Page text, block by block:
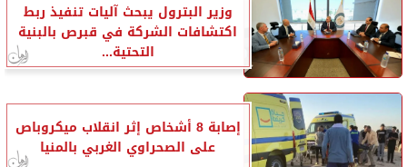
وزير البترول يبحث آليات تنفيذ ربط
اكتشافات الشركة في قبرص بالبنية
التحتية...
إصابة 8 أشخاص إثر انقلاب ميكروباص
على الصحراوي الغربي بالمنيا